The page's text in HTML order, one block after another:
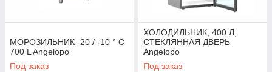
МОРОЗИЛЬНИК -20 / -10 ° C
700 L Angelopo
Под заказ
ХОЛОДИЛЬНИК, 400 Л,
СТЕКЛЯННАЯ ДВЕРЬ
Angelopo
Под заказ